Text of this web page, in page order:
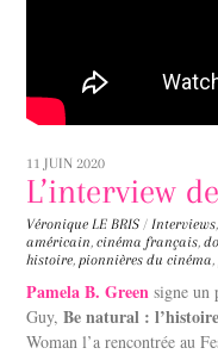
11 JUIN 2020
L’interview
Véronique LE BRIS / Interviews
américain,cinéma français,
histoire, pionnières du cinéma,
Pamela B. Green signe un
Guy,Be natural :
Woman l’a rencontrée au